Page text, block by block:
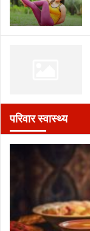
परिवार स्वास्थ्य